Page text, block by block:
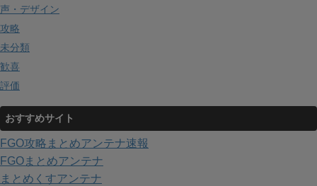
声・デザイン
攻略
未分類
歓喜
評価
おすすめサイト
FGO攻略まとめアンテナ速報
FGOまとめアンテナ
まとめくすアンテナ